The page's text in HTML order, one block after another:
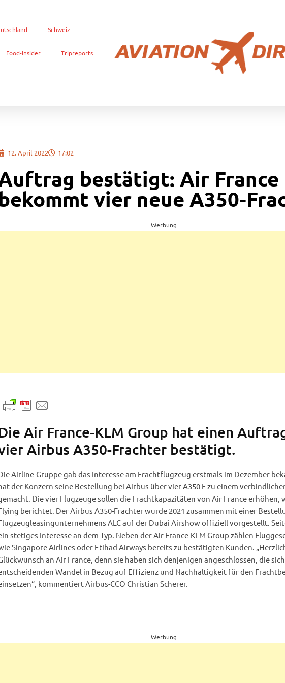
Schweiz
Food-Insider Tripreports
12. April 2022 17:02
bestätigt: Air France
vier neue A350-
Werbung
Air France-KLM Group hat einen
Airbus A350-Frachter bestätigt.
Airline-Gruppe gab das Interesse am Frachtflugzeug erstmals im Dezember
der Konzern seine Bestellung bei Airbus über vier A350 F zu einem
Die vier Flugzeuge sollen die Frachtkapazitäten von Air France erhöhen,
berichtet. Der Airbus A350-Frachter wurde 2021 zusammen mit einer
ALC auf der Dubai Airshow offiziell vorgestellt.
stetiges Interesse an dem Typ. Neben der Air France-KLM Group zählen
Singapore Airlines oder Etihad Airways bereits zu bestätigten Kunden.
an Air France, denn sie haben sich denjenigen angeschlossen, die
Wandel in Bezug auf Effizienz und Nachhaltigkeit für den
kommentiert Airbus-CCO Christian Scherer.
Werbung